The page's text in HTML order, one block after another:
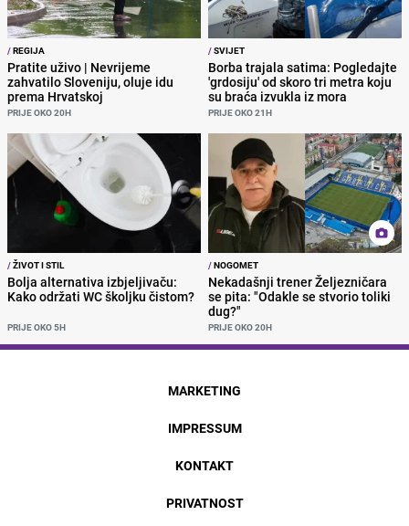
/REGIJA
Pratite uživo | Nevrijeme
zahvatilo Sloveniju, oluje idu
prema Hrvatskoj
PRIJE OKO 20H
/SVIJET
Borba trajala satima: Pogledajte
'grdosiju' od skoro tri metra koju
su braća izvukla iz mora
PRIJE OKO 21H
/ŽIVOT I STIL
Bolja alternativa izbjeljivaču:
Kako održati WC školjku čistom?
PRIJE OKO 5H
/NOGOMET
Nekadašnji trener Željezničara
se pita: "Odakle se stvorio toliki
dug?"
PRIJE OKO 20H
MARKETING
IMPRESSUM
KONTAKT
PRIVATNOST